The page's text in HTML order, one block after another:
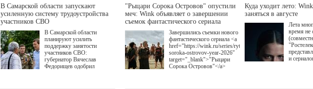
В Самарской области запускают
усиленную систему трудоустройства
участников СВО
В Самарской области
планируют усилить
поддержку занятости
участников СВО:
губернатор Вячеслав
Федорищев одобрил
"Рыцари Сорока Островов" опустили
меч: Wink объявляет о завершении
съемок фантастического сериала
Завершились съемки нового
фантастического сериала <a
href="https://wink.ru/series/rytsari-
soroka-ostrovov-year-2026"
target="_blank">"Рыцари
Сорока Островов"</a>
Куда уходит лето:
заняться в августе
Лета
время не
и